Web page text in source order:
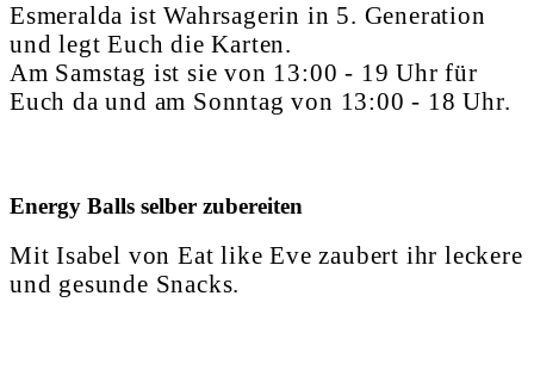
Esmeralda ist Wahrsagerin in 5. Generation
und legt Euch die Karten.
Am Samstag ist sie von 13:00 - 19 Uhr für
Euch da und am Sonntag von 13:00 - 18 Uhr.
Energy Balls selber zubereiten
Mit Isabel von Eat like Eve zaubert ihr leckere
und gesunde Snacks.